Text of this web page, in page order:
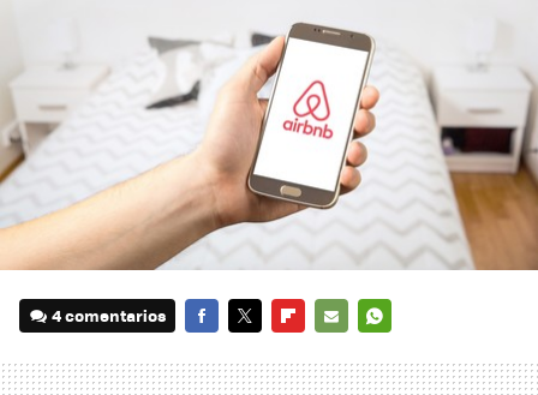
4 comentarios
MAIL